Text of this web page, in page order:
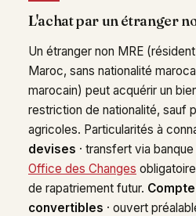
L'achat par un étranger
Un étranger non MRE
Maroc, sans nationalité
marocain) peut acquérir un
restriction de nationalité, sauf
agricoles. Particularités à
devises · transfert via
Office des Changes
de rapatriement futur.
convertibles · ouvert